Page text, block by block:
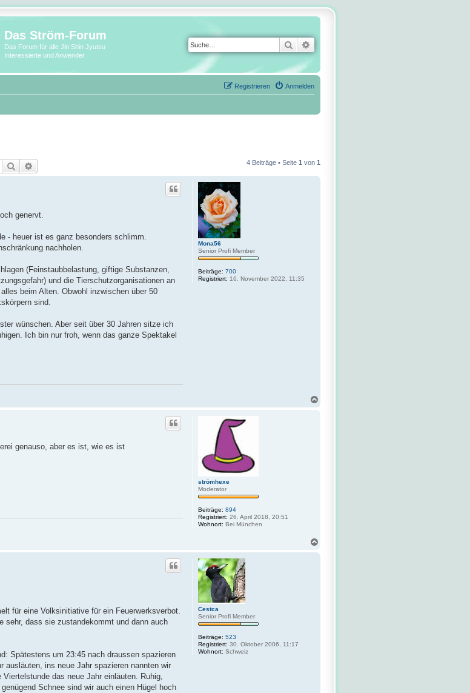
Das Ström-Forum
Das Forum für alle Jin Shin Jyutsu
Interessierte und Anwender
Suche
Anmelden
Registrieren
Suche 4 Beiträge • Seite 1 von 1
Mona56
Senior Profi Member
Beiträge: 700
Registriert: 16. November 2022, 11:35
genervt.
- heuer ist es ganz besonders schlimm.
nachholen.
(Feinstaubbelastung, giftige Substanzen,
und die Tierschutzorganisationen an
beim Alten. Obwohl inzwischen über 50
sind.
wünschen. Aber seit über 30 Jahren sitze ich
Ich bin nur froh, wenn das ganze Spektakel
strömhexe
Moderator
Beiträge: 894
Registriert: 26. April 2018, 20:51
Wohnort: Bei München
genauso, aber es ist, wie es ist
Cestca
Senior Profi Member
Beiträge: 523
Registriert: 30. Oktober 2006, 11:17
Wohnort: Schweiz
für eine Volksinitiative für ein Feuerwerksverbot.
sehr, dass sie zustandekommt und dann auch
Spätestens um 23:45 nach draussen spazieren
ausläuten, ins neue Jahr spazieren nannten wir
das neue Jahr einläuten. Ruhig,
Schnee sind wir auch einen Hügel hoch